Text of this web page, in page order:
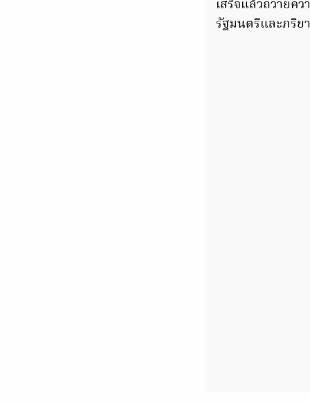
เสร็จแล้วถวายค
รัฐมนตรีและภริย